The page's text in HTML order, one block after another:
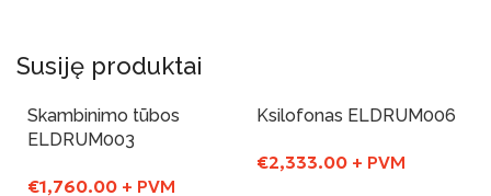
Susiję produktai
Skambinimo tūbos
ELDRUM003
€1,760.00 + PVM
Ksilofonas ELDRUM006
€2,333.00 + PVM